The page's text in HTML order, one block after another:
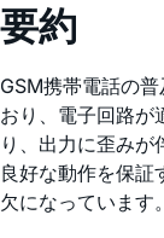
要約
GSM携帯電話の
おり、電子回路が
り、出力に歪み
良好な動作を保証
欠になっています。